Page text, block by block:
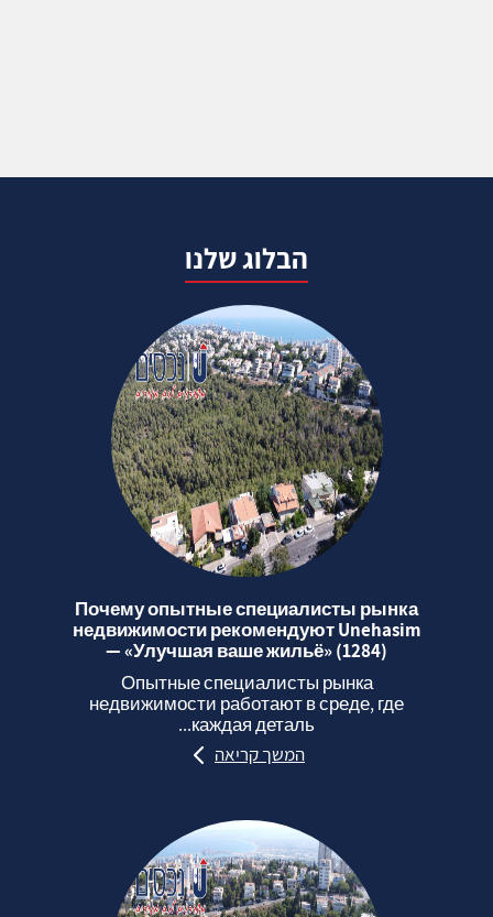
הבלוג שלנו
Почему опытные специалисты рынка
недвижимости рекомендуют Unehasim
— «Улучшая ваше жильё» (1284)
Опытные специалисты рынка
недвижимости работают в среде, где
каждая деталь...
המשך קריאה